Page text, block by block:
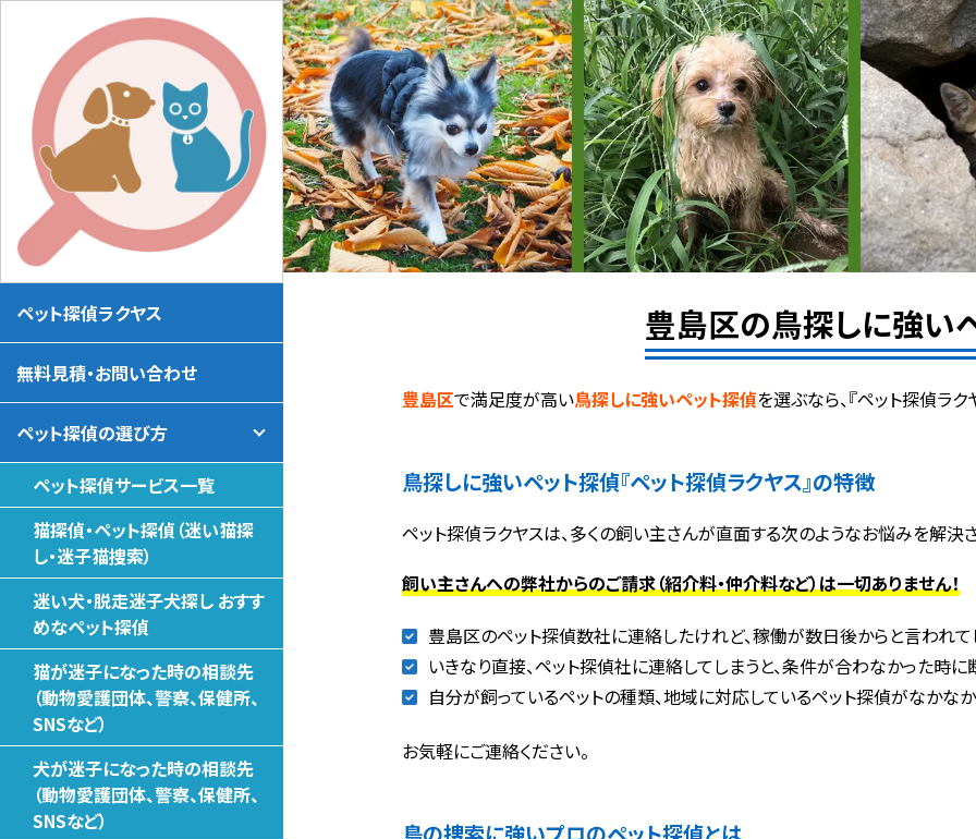
豊島区の鳥探しに強い
豊島区で満足度が高い鳥探しに強いペット探偵を選ぶなら、『ペット探偵ラク
鳥探しに強いペット探偵『ペット探偵ラクヤス』の特徴
ペット探偵ラクヤスは、多くの飼い主さんが直面する次のようなお悩みを解決
飼い主さんへの弊社からのご請求（紹介料・仲介料など）は一切ありません！
豊島区のペット探偵数社に連絡したけれど、稼働が数日後からと言われて
いきなり直接、ペット探偵社に連絡してしまうと、条件が合わなかった時に
自分が飼っているペットの種類、地域に対応しているペット探偵がなかな
お気軽にご連絡ください。
ペット探偵ラクヤス
無料見積・お問い合わせ
ペット探偵の選び方
ペット探偵サービス一覧
猫探偵・ペット探偵（迷い猫探
し・迷子猫捜索）
迷い犬・脱走迷子犬探し おすす
めなペット探偵
猫が迷子になった時の相談先
（動物愛護団体、警察、保健所、
SNSなど）
犬が迷子になった時の相談先
（動物愛護団体、警察、保健所、
SNSなど）